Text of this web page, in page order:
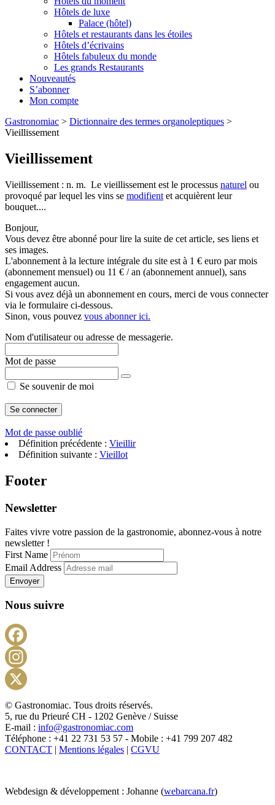
Hôtels de luxe
Palace (hôtel)
Hôtels et restaurants dans les étoiles
Hôtels d’écrivains
Hôtels fabuleux du monde
Les grands Restaurants
Nouveautés
S’abonner
Mon compte
Gastronomiac > Dictionnaire des termes organoleptiques >
Vieillissement
Vieillissement
Vieillissement : n. m. Le vieillissement est le processus naturel ou
provoqué par lequel les vins se modifient et acquièrent leur
bouquet....
Bonjour,
Vous devez être abonné pour lire la suite de cet article, ses liens et
ses images.
L'abonnement à la lecture intégrale du site est à 1 € euro par mois
(abonnement mensuel) ou 11 € / an (abonnement annuel), sans
engagement aucun.
Si vous avez déjà un abonnement en cours, merci de vous connecter
via le formulaire ci-dessous.
Sinon, vous pouvez vous abonner ici.
Nom d'utilisateur ou adresse de messagerie.
Mot de passe
Se souvenir de moi
Mot de passe oublié
Définition précédente : Vieillir
Définition suivante : Vieillot
Footer
Newsletter
Faites vivre votre passion de la gastronomie, abonnez-vous à notre
newsletter !
First Name
Email Address
Envoyer
Nous suivre
X
© Gastronomiac. Tous droits réservés.
5, rue du Prieuré CH - 1202 Genève / Suisse
E-mail : info@gastronomiac.com
Téléphone : +41 22 731 53 57 - Mobile : +41 799 207 482
CONTACT | Mentions légales | CGVU
Webdesign & développement : Johanne (webarcana.fr)